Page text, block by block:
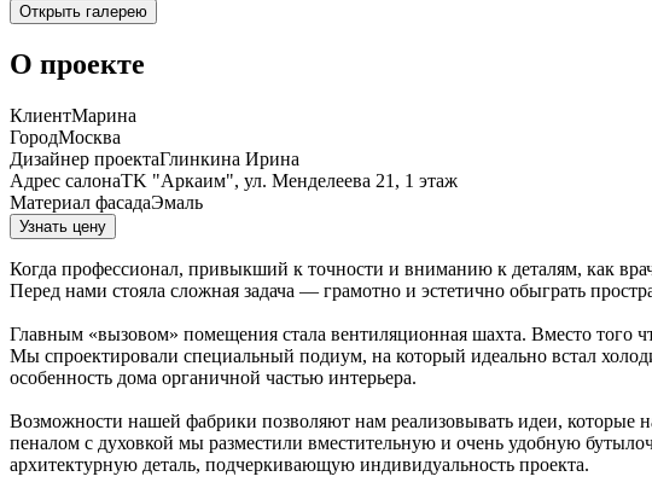
Открыть галерею
О проекте
КлиентМарина
ГородМосква
Дизайнер проектаГлинкина Ирина
Адрес салонаTK "Apкaим", ул. Meндeлeeвa 21, 1 этaж
Материал фасадаЭмаль
Узнать цену
Когда профессионал, привыкший к точности и вниманию к деталям, как
Перед нами стояла сложная задача — грамотно и эстетично обыграть
Главным «вызовом» помещения стала вентиляционная шахта. Вместо того
Мы спроектировали специальный подиум, на который идеально встал
особенность дома органичной частью интерьера.
Возможности нашей фабрики позволяют нам реализовывать идеи,
пеналом с духовкой мы разместили вместительную и очень удобную
архитектурную деталь, подчеркивающую индивидуальность проекта.